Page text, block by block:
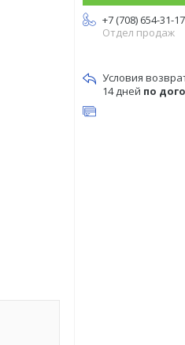
+7 (708) 654-31-17
Отдел продаж
14 дней по